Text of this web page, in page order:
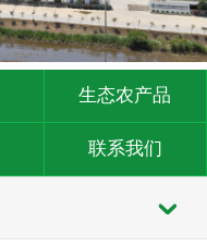
生态农产品
联系我们